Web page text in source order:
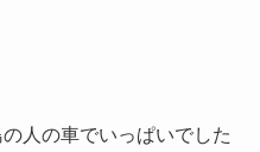
人の車でいっぱいでした